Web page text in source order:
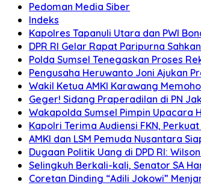
Pedoman Media Siber
Indeks
Kapolres Tapanuli Utara dan PWI
DPR RI Gelar Rapat Paripurna
Polda Sumsel Tenegaskan Proses
Pengusaha Heruwanto Joni Ajukan
Wakil Ketua AMKI Karawang
Geger! Sidang Praperadilan di PN
Wakapolda Sumsel Pimpin Upacara
Kapolri Terima Audiensi FKN,
AMKI dan LSM Pemuda Nusantara
Dugaan Politik Uang di DPD RI:
Selingkuh Berkali-kali, Senator SA
Coretan Dinding “Adili Jokowi”